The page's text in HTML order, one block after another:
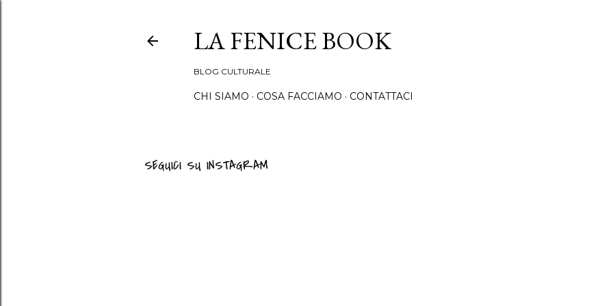
LA FENICE BOOK
BLOG CULTURALE
CHI SIAMO COSA FACCIAMO CONTATTACI
SEGUICI SU INSTAGRAM